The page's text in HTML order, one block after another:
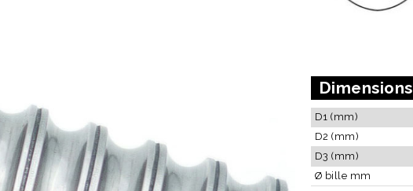
Dimensions
D1 (mm)
D2 (mm)
D3 (mm)
Ø bille mm